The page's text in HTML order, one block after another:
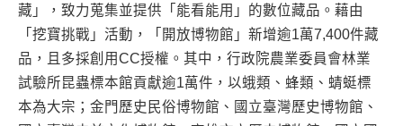
藏」，致力蒐集並提供「能看能用」的數位藏品。藉由
「挖寶挑戰」活動，「開放博物館」新增逾1萬7,400件藏
品，且多採創用CC授權。其中，行政院農業委員會林業
試驗所昆蟲標本館貢獻逾1萬件，以蛾類、蜂類、蜻蜓標
本為大宗；金門歷史民俗博物館、國立臺灣歷史博物館、